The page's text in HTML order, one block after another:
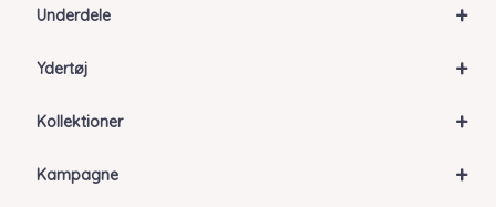
+
Underdele
+
Ydertøj
+
Kollektioner
+
Kampagne